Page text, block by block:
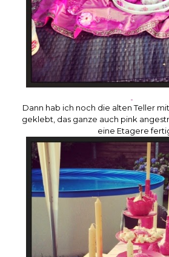
Dann hab ich noch die alten Teller
geklebt, das ganze auch pink
eine Etagere